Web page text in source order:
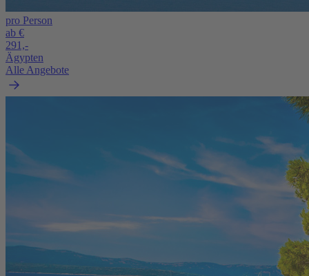
pro Person
ab €
291,-
Ägypten
Alle Angebote